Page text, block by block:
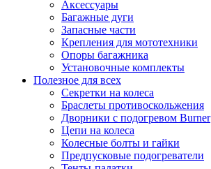
Аксессуары
Багажные дуги
Запасные части
Крепления для мототехники
Опоры багажника
Установочные комплекты
Полезное для всех
Секретки на колеса
Браслеты противоскольжения
Дворники с подогревом Burner
Цепи на колеса
Колесные болты и гайки
Предпусковые подогреватели